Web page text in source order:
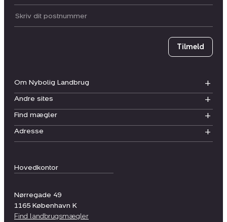
Hovedkontor
Nørregade 49
1165 København K
Find landbrugsmægler
Om Nybolig Landbrug
Andre sites
Find mægler
Adresse
Postnummer
Tilmeld